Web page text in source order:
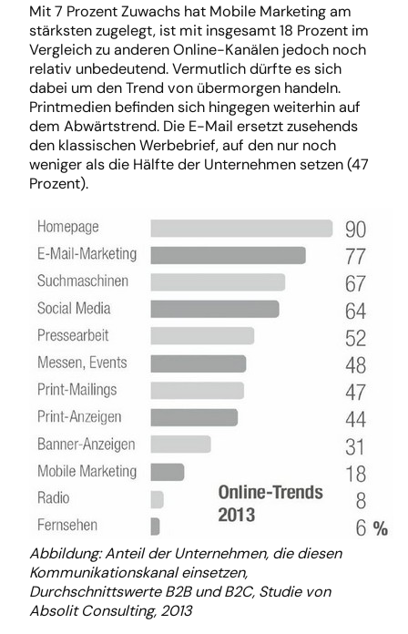
Mit 7 Prozent Zuwachs hat Mobile Marketing am
stärksten zugelegt, ist mit insgesamt 18 Prozent im
Vergleich zu anderen Online-Kanälen jedoch noch
relativ unbedeutend. Vermutlich dürfte es sich
dabei um den Trend von übermorgen handeln.
Printmedien befinden sich hingegen weiterhin auf
dem Abwärtstrend. Die E-Mail ersetzt zusehends
den klassischen Werbebrief, auf den nur noch
weniger als die Hälfte der Unternehmen setzen (47
Prozent).
Abbildung: Anteil der Unternehmen, die diesen
Kommunikationskanal einsetzen,
Durchschnittswerte B2B und B2C, Studie von
Absolit Consulting, 2013